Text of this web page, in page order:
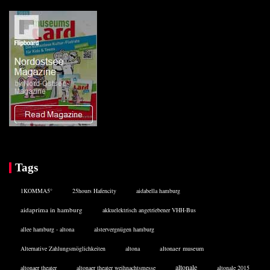
Tags
1KOMMA5° 25hours Hafencity aidabella hamburg
aidaprima in hamburg akkuelektrisch angetriebener VHH-Bus
allee hamburg - altona alstervergnügen hamburg
Alternative Zahlungsmöglichkeiten altona altonaer museum
altonaer theater altonaer theater weihnachtsmesse altonale altonale 2015